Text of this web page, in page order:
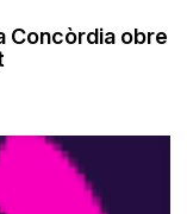
Concòrdia obre